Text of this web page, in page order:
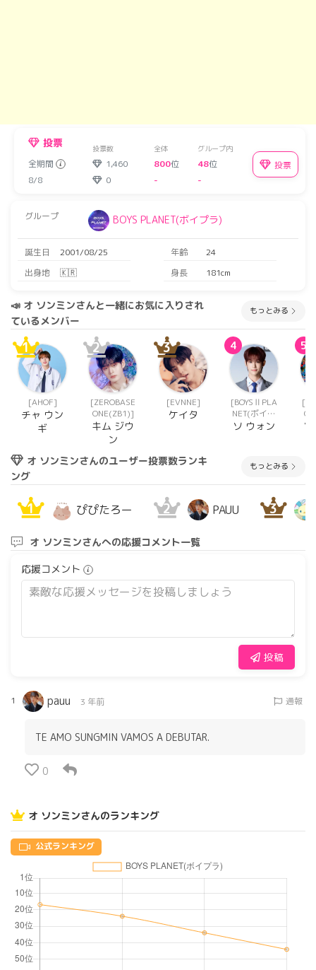
投票 投票数 全体 グループ内
全期間 1,460 800位 48位
8/8
0 - -
投票
グループ BOYS PLANET(ボイプラ)
誕生日 2001/08/25 年齢
24
出身地
🇰🇷 身長 181cm
📣 オ ソンミンさんと一緒にお気に入りされ
ているメンバー
もっとみる
1
[AHOF]
チャ ウン
ギ
2
[ZEROBASE
ONE(ZB1)]
キム ジウ
ン
3
[EVNNE]
ケイタ
4
[BOYSⅡPLA
NET(ボイプ
ラ2)]
ソ ウォン
5
オ ソンミンさんのユーザー投票数ランキ
ング
もっとみる
1 ぴぴたろー 2 PAUU 3
オ ソンミンさんへの応援コメント一覧
応援コメント
投稿
1 pauu 3 年前 通報
TE AMO SUNGMIN VAMOS A DEBUTAR.
0
オ ソンミンさんのランキング
公式ランキング